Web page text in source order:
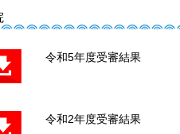
令和5年度受審結果
令和2年度受審結果